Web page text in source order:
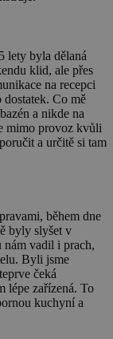
lety byla dělaná
klid, ale přes
na recepci
Co mě
a nikde na
mimo provoz kvůli
a určitě si tam
během dne
byly slyšet v
nám vadil i prach,
Byli jsme
čeká
lépe zařízená. To
kuchyní a